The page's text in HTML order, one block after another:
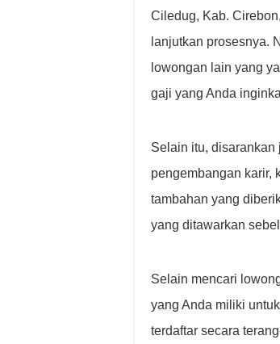
Ciledug, Kab.
lanjutkan prosesnya.
lowongan lain yang
gaji yang Anda
Selain itu, disarankan
pengembangan karir,
tambahan yang
yang ditawarkan
Selain mencari
yang Anda miliki
terdaftar secara